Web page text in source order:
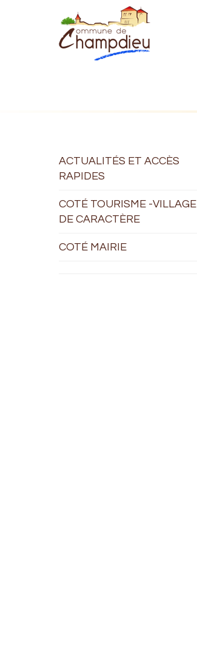
ACTUALITÉS ET ACCÈS
RAPIDES
COTÉ TOURISME -VILLAGE
DE CARACTÈRE
COTÉ MAIRIE